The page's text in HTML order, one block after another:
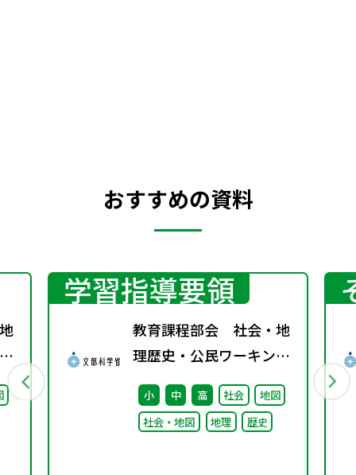
おすすめの資料
学習指導要領
教育課程部会 社会・地
理歴史・公民ワーキング
（第6回） 配付資料
小 中 高 社会
地図
社会・地図
地理 歴史